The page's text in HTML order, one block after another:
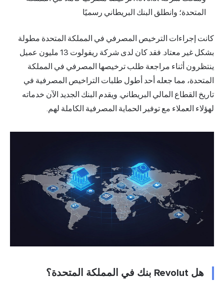
المتحدة؛ وانطلق البنك البريطاني رسميًا
كانت إجراءات الترخيص المصرفي في المملكة المتحدة مطولة
بشكل غير معتاد. فقد كان لدى شركة ريفولوت 13 مليون عميل
ينتظرون أثناء مراجعة طلب ترخيصها المصرفي في المملكة
المتحدة، مما جعله أحد أطول طلبات التراخيص المصرفية في
تاريخ القطاع المالي البريطاني. ويقدم البنك الجديد الآن خدماته
لهؤلاء العملاء مع توفير الحماية المصرفية الكاملة لهم.
هل Revolut بنك في المملكة المتحدة؟